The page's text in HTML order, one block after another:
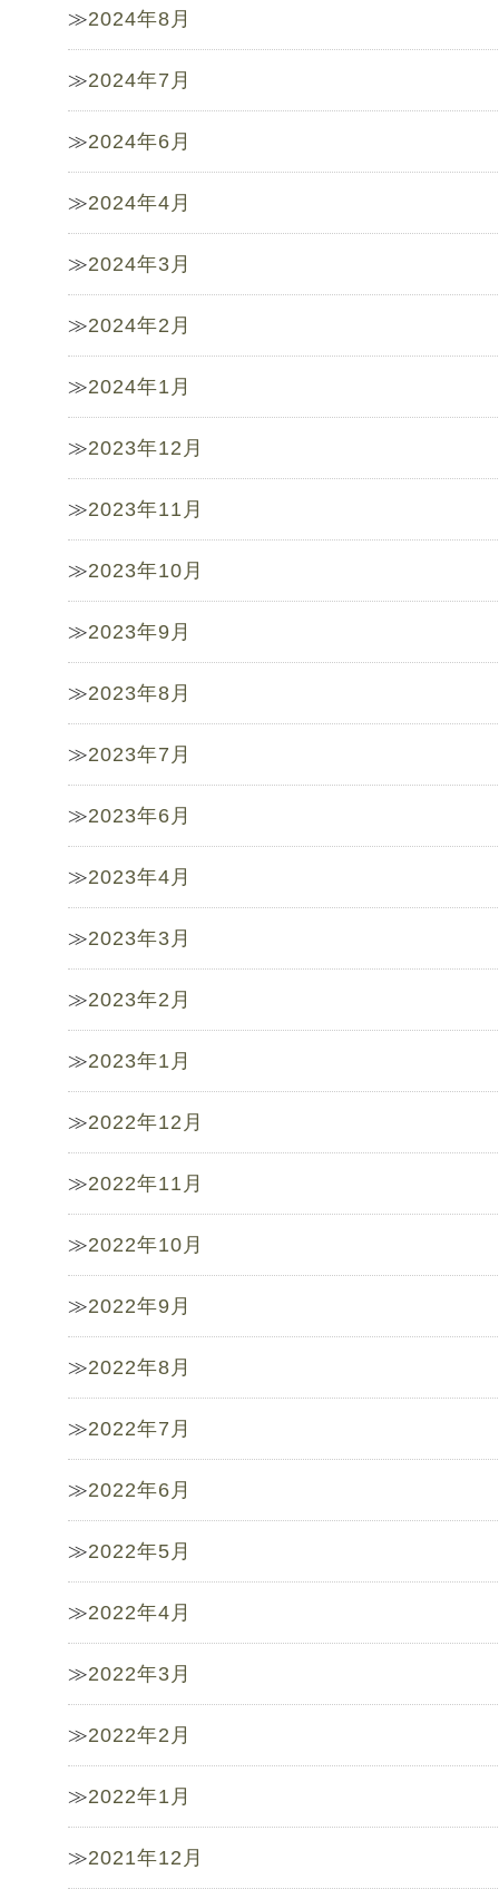
2024年8月
2024年7月
2024年6月
2024年4月
2024年3月
2024年2月
2024年1月
2023年12月
2023年11月
2023年10月
2023年9月
2023年8月
2023年7月
2023年6月
2023年4月
2023年3月
2023年2月
2023年1月
2022年12月
2022年11月
2022年10月
2022年9月
2022年8月
2022年7月
2022年6月
2022年5月
2022年4月
2022年3月
2022年2月
2022年1月
2021年12月